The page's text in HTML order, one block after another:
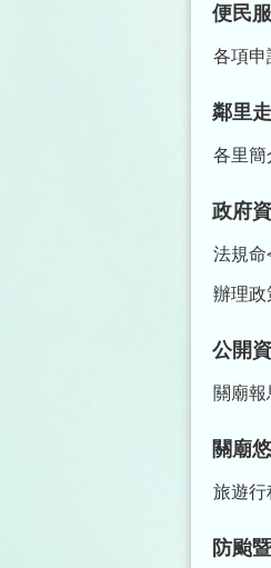
便民
各項申
鄰里
各里簡
政府
法規命
辦理政
公開
關廟報
關廟
旅遊行
防颱